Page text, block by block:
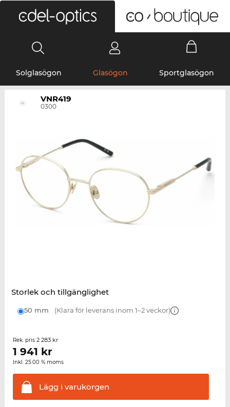
Solglasögon Glasögon Sportglasögon
VNR419
0300
Storlek och tillgänglighet
50 mm (Klara för leverans inom 1–2 veckor)
Rek. pris 2 283 kr
1 941 kr
Inkl. 25.00 % moms
Lägg i varukorgen